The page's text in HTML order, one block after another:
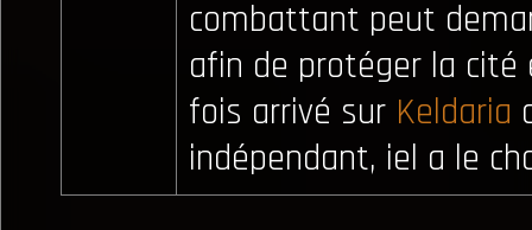
combattant peut
afin de protéger la cité
fois arrivé sur Keldaria
indépendant, iel a le